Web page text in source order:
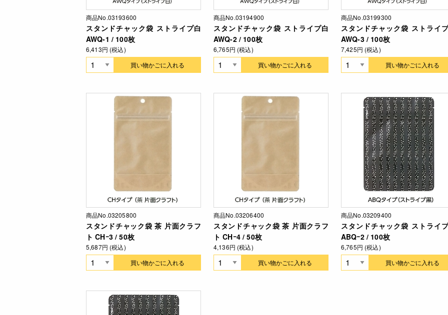
商品No.03193600
スタンドチャック袋 ストライプ白
AWQ-1 / 100枚
6,413円 (税込)
買い物かごに入れる
商品No.03194900
スタンドチャック袋 ストライプ白
AWQ-2 / 100枚
6,765円 (税込)
買い物かごに入れる
商品No.03199300
スタンドチャック袋 ストライ
AWQ-3 / 100枚
7,425円 (税込)
買い物かごに入れる
商品No.03205800
スタンドチャック袋 茶 片面クラフ
ト CHｰ3 / 50枚
5,687円 (税込)
買い物かごに入れる
商品No.03206400
スタンドチャック袋 茶 片面クラフ
ト CHｰ4 / 50枚
4,136円 (税込)
買い物かごに入れる
商品No.03209400
スタンドチャック袋 ストライ
ABQｰ2 / 100枚
6,765円 (税込)
買い物かごに入れる